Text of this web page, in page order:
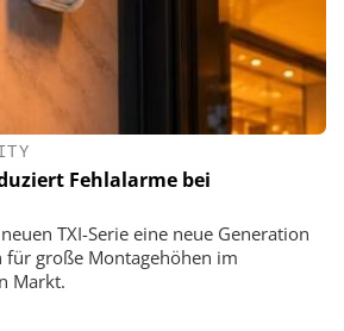
Fehlalarme bei
TXI-Serie eine neue Generation
große Montagehöhen im
Markt.